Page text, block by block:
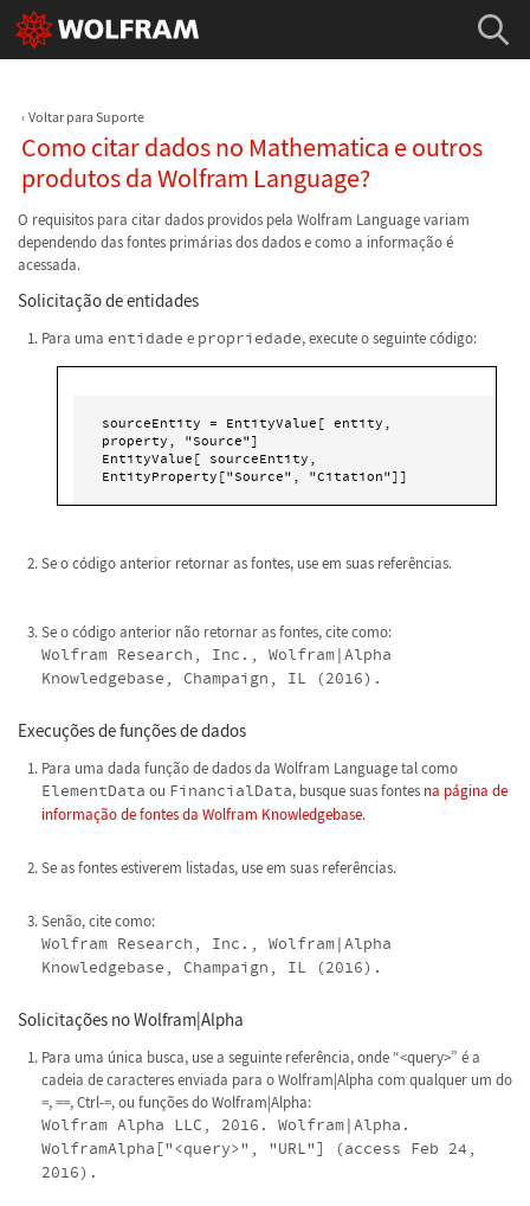
Voltar para Suporte
Como citar dados no Mathematica e outros
produtos da Wolfram Language?
O requisitos para citar dados providos pela Wolfram Language variam
dependendo das fontes primárias dos dados e como a informação é
acessada.
Solicitação de entidades
Para uma entidade e propriedade, execute o seguinte código:
sourceEntity = EntityValue[ entity,
property, "Source"]
EntityValue[ sourceEntity,
Se o código anterior retornar as fontes, use em suas referências.
Se o código anterior não retornar as fontes, cite como:
Wolfram Research, Inc., Wolfram|Alpha
Knowledgebase, Champaign, IL (2016).
Execuções de funções de dados
Para uma dada função de dados da Wolfram Language tal como
ElementData ou FinancialData, busque suas fontes na página de
informação de fontes da Wolfram Knowledgebase.
Se as fontes estiverem listadas, use em suas referências.
Senão, cite como:
Wolfram Research, Inc., Wolfram|Alpha
Knowledgebase, Champaign, IL (2016).
Solicitações no Wolfram|Alpha
Para uma única busca, use a seguinte referência, onde “<query>” é a
cadeia de caracteres enviada para o Wolfram|Alpha com qualquer um do
=, ==, Ctrl-=, ou funções do Wolfram|Alpha:
Wolfram Alpha LLC, 2016. Wolfram|Alpha.
WolframAlpha["<query>", "URL"] (access Feb 24,
2016).